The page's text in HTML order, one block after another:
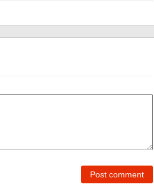
Post comment